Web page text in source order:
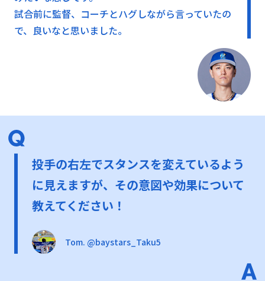
試合前に監督、コーチとハグしながら言っていたの
で、良いなと思いました。
投手の右左でスタンスを変えているよう
に見えますが、その意図や効果について
教えてください！
Tom. @baystars_Taku5